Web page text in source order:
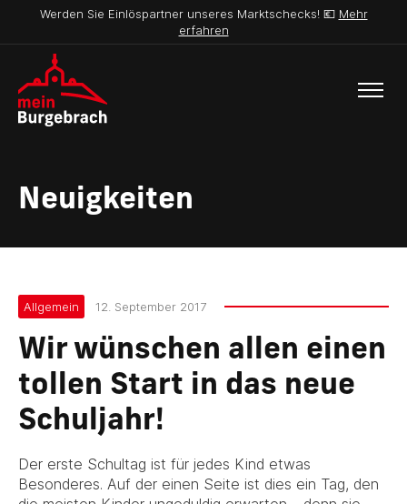
Werden Sie Einlöspartner unseres Marktschecks! 💶 Mehr
erfahren
Neuigkeiten
Allgemein 12. September 2017
Wir wünschen allen einen
tollen Start in das neue
Schuljahr!
Der erste Schultag ist für jedes Kind etwas
Besonderes. Auf der einen Seite ist dies ein Tag, den